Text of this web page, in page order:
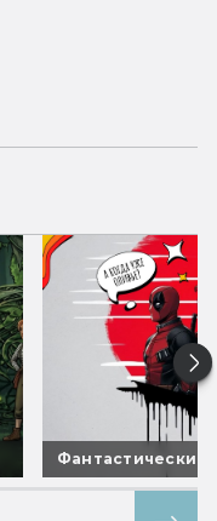
Фантастические